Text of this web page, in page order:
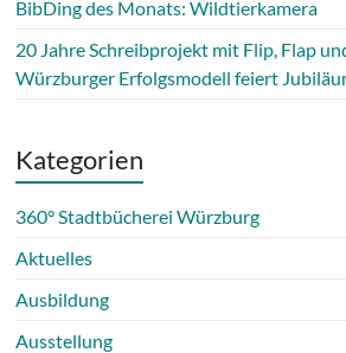
BibDing des Monats: Wildtierkamera
20 Jahre Schreibprojekt mit Flip, Flap
Würzburger Erfolgsmodell feiert
Kategorien
360° Stadtbücherei Würzburg
Aktuelles
Ausbildung
Ausstellung